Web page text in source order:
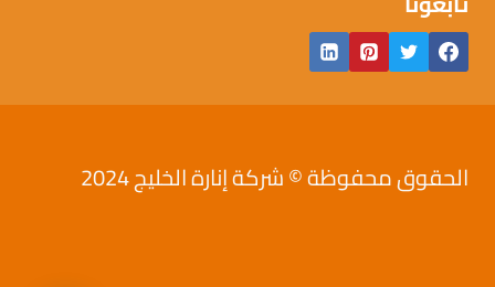
الحقوق محفوظة © شركة إنارة الخليج 2024